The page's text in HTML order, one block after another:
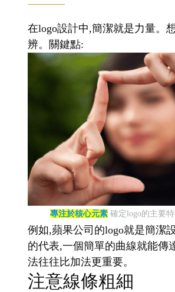
在logo設計中,簡潔就是力量。
辨。關鍵點:
專注於核心元素確定logo的主要
例如,蘋果公司的logo就是簡潔
的代表,一個簡單的曲線就能傳
法往往比加法更重要。
注意線條粗細